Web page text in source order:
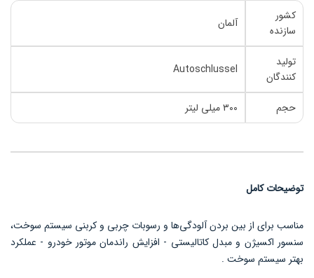
کشور
سازنده
آلمان
تولید
کنندگان
Autoschlussel
حجم ۳۰۰ میلی لیتر
توضیحات کامل
مناسب برای از بین بردن آلودگی‌ها و رسوبات چربی و کربنی سیستم سوخت،
سنسور اکسیژن و مبدل کاتالیستی - افزایش راندمان موتور خودرو - عملکرد
بهتر سیستم سوخت .